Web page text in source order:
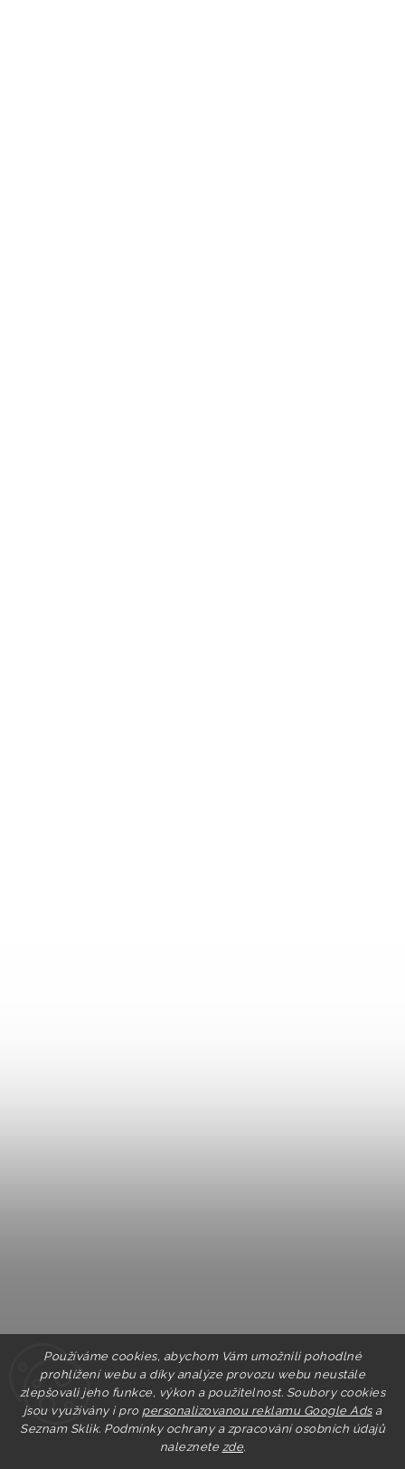
Používáme cookies, abychom Vám umožnili pohodlné
prohlížení webu a díky analýze provozu webu neustále
zlepšovali jeho funkce, výkon a použitelnost. Soubory cookies
jsou využívány i pro personalizovanou reklamu Google Adsa
Seznam Sklik. Podmínky ochrany a zpracování osobních údajů
naleznete zde.